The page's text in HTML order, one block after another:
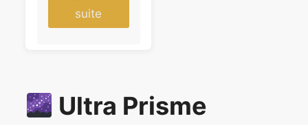
r
i
t
i
u
suite
Ultra Prisme